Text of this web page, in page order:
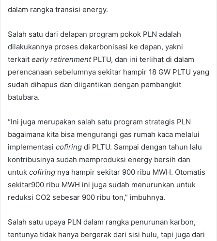
dalam rangka transisi energy.
Salah satu dari delapan program pokok PLN adalah
dilakukannya proses dekarbonisasi ke depan, yakni
terkait early retirenmentPLTU, dan ini terlihat di dalam
perencanaan sebelumnya sekitar hampir 18 GW PLTU yang
sudah dihapus dan diigantikan dengan pembangkit
batubara.
“Ini juga merupakan salah satu program strategis PLN
bagaimana kita bisa mengurangi gas rumah kaca melalui
implementasi cofiring di PLTU. Sampai dengan tahun lalu
kontribusinya sudah memproduksi energy bersih dan
untuk cofiring nya hampir sekitar 900 ribu MWH. Otomatis
sekitar900 ribu MWH ini juga sudah menurunkan untuk
reduksi CO2 sebesar 900 ribu ton,” imbuhnya.
Salah satu upaya PLN dalam rangka penurunan karbon,
tentunya tidak hanya bergerak dari sisi hulu, tapi juga dari